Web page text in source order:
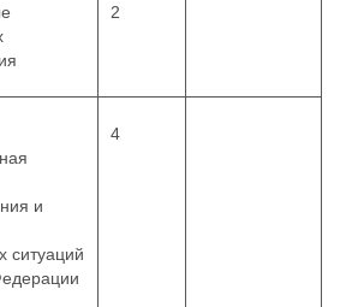
2
и
ситуаций
4